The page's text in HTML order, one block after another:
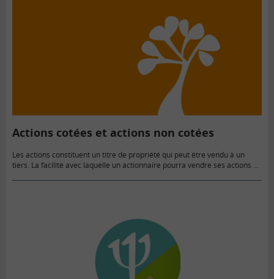
Actions cotées et actions non cotées
Les actions constituent un titre de propriété qui peut être vendu à un
tiers. La facilité avec laquelle un actionnaire pourra vendre ses actions